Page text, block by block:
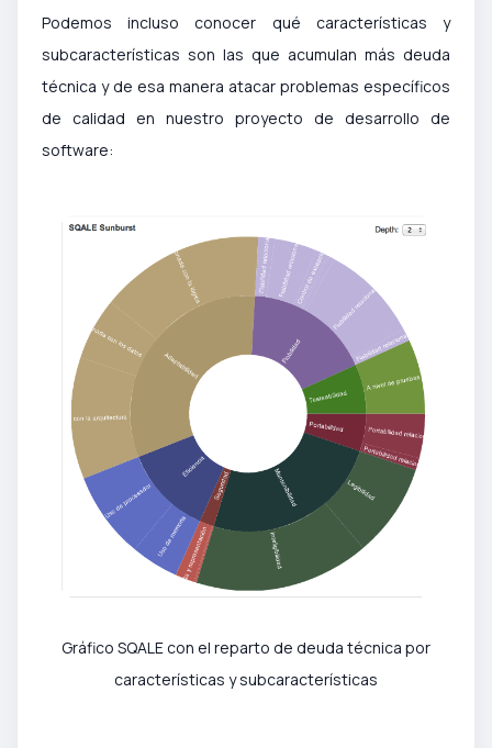
Podemos incluso conocer qué características y
subcaracterísticas son las que acumulan más deuda
técnica y de esa manera atacar problemas específicos
de calidad en nuestro proyecto de desarrollo de
software:
Gráfico SQALE con el reparto de deuda técnica por
características y subcaracterísticas